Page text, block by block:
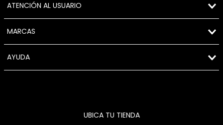
ATENCIÓN AL USUARIO
MARCAS
AYUDA
UBICA TU TIENDA